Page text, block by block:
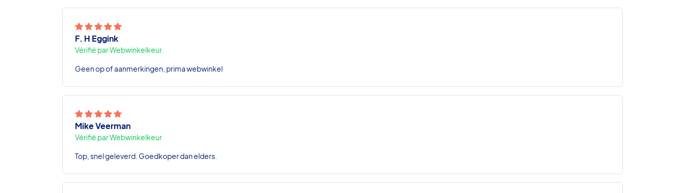
F. H Eggink
Vérifié par Webwinkelkeur
Geen op of aanmerkingen, prima webwinkel
Mike Veerman
Vérifié par Webwinkelkeur
Top, snel geleverd. Goedkoper dan elders.